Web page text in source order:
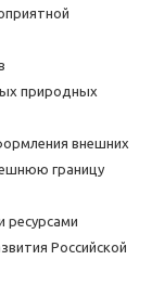
природных
внешних
границу
ресурсами
Российской